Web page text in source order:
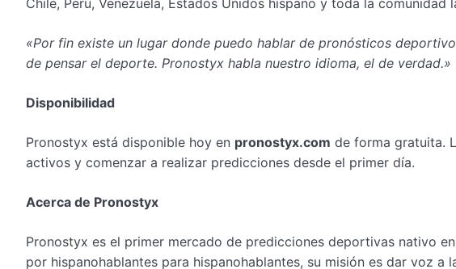
«Por fin existe un lugar donde puedo hablar de pronósticos
de pensar el deporte. Pronostyx habla nuestro idioma, el de verdad.»
Disponibilidad
Pronostyx está disponible hoy en pronostyx.com de forma gratuita.
activos y comenzar a realizar predicciones desde el primer día.
Acerca de Pronostyx
Pronostyx es el primer mercado de predicciones deportivas nativo
por hispanohablantes para hispanohablantes, su misión es dar voz